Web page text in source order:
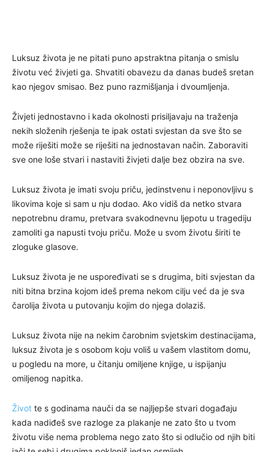
Luksuz života je ne pitati puno apstraktna pitanja o smislu
životu već živjeti ga. Shvatiti obavezu da danas budeš sretan
kao njegov smisao. Bez puno razmišljanja i dvoumljenja.
Živjeti jednostavno i kada okolnosti prisiljavaju na traženja
nekih složenih rješenja te ipak ostati svjestan da sve što se
može riješiti može se riješiti na jednostavan način. Zaboraviti
sve one loše stvari i nastaviti živjeti dalje bez obzira na sve.
Luksuz života je imati svoju priču, jedinstvenu i neponovljivu s
likovima koje si sam u nju dodao. Ako vidiš da netko stvara
nepotrebnu dramu, pretvara svakodnevnu ljepotu u tragediju
zamoliti ga napusti tvoju priču. Može u svom životu širiti te
zloguke glasove.
Luksuz života je ne uspoređivati se s drugima, biti svjestan da
niti bitna brzina kojom ideš prema nekom cilju već da je sva
čarolija života u putovanju kojim do njega dolaziš.
Luksuz života nije na nekim čarobnim svjetskim destinacijama,
luksuz života je s osobom koju voliš u vašem vlastitom domu,
u pogledu na more, u čitanju omiljene knjige, u ispijanju
omiljenog napitka.
Život te s godinama nauči da se najljepše stvari događaju
kada nadiđeš sve razloge za plakanje ne zato što u tvom
životu više nema problema nego zato što si odlučio od njih biti